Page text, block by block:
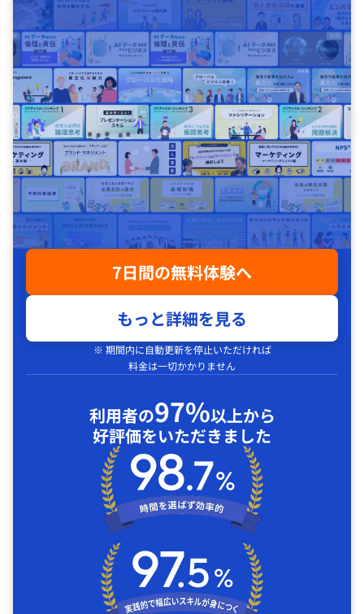
7日間の無料体験へ
もっと詳細を見る
※ 期間内に自動更新を停止いただければ
料金は一切かかりません
利用者の97%以上から
好評価をいただきました